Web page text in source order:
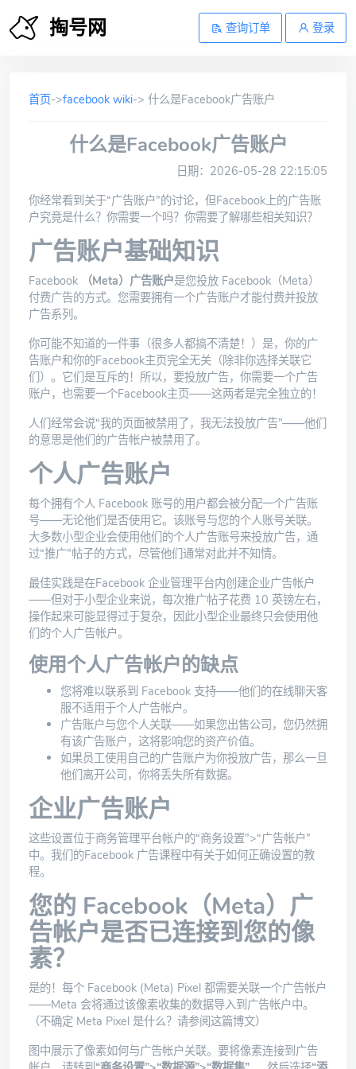
掏号网 查询订单 登录
首页->facebook wiki-> 什么是Facebook广告账户
什么是Facebook广告账户
日期：2026-05-28 22:15:05
你经常看到关于“广告账户”的讨论，但Facebook上的广告账
户究竟是什么？你需要一个吗？你需要了解哪些相关知识？
广告账户基础知识
Facebook （Meta）广告账户是您投放 Facebook（Meta）
付费广告的方式。您需要拥有一个广告账户才能付费并投放
广告系列。
你可能不知道的一件事（很多人都搞不清楚！）是，你的广
告账户和你的Facebook主页完全无关（除非你选择关联它
们）。它们是互斥的！所以，要投放广告，你需要一个广告
账户，也需要一个Facebook主页——这两者是完全独立的！
人们经常会说“我的页面被禁用了，我无法投放广告”——他们
的意思是他们的广告帐户被禁用了。
个人广告账户
每个拥有个人 Facebook 账号的用户都会被分配一个广告账
号——无论他们是否使用它。该账号与您的个人账号关联。
大多数小型企业会使用他们的个人广告账号来投放广告，通
过“推广”帖子的方式，尽管他们通常对此并不知情。
最佳实践是在Facebook 企业管理平台内创建企业广告帐户
——但对于小型企业来说，每次推广帖子花费 10 英镑左右，
操作起来可能显得过于复杂，因此小型企业最终只会使用他
们的个人广告帐户。
使用个人广告帐户的缺点
您将难以联系到 Facebook 支持——他们的在线聊天客
服不适用于个人广告帐户。
广告账户与您个人关联——如果您出售公司，您仍然拥
有该广告账户，这将影响您的资产价值。
如果员工使用自己的广告账户为你投放广告，那么一旦
他们离开公司，你将丢失所有数据。
企业广告账户
这些设置位于商务管理平台帐户的“商务设置”>“广告帐户”
中。我们的Facebook 广告课程中有关于如何正确设置的教
程。
您的 Facebook（Meta）广
告帐户是否已连接到您的像
素？
是的！每个 Facebook (Meta) Pixel 都需要关联一个广告帐户
——Meta 会将通过该像素收集的数据导入到广告帐户中。
（不确定 Meta Pixel 是什么？ 请参阅这篇博文）
图中展示了像素如何与广告帐户关联。要将像素连接到广告